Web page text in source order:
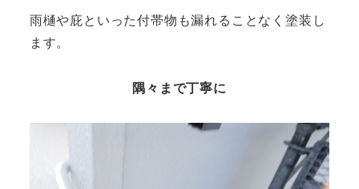
雨樋や庇といった付帯物も漏れることなく塗装し
ます。
隅々まで丁寧に